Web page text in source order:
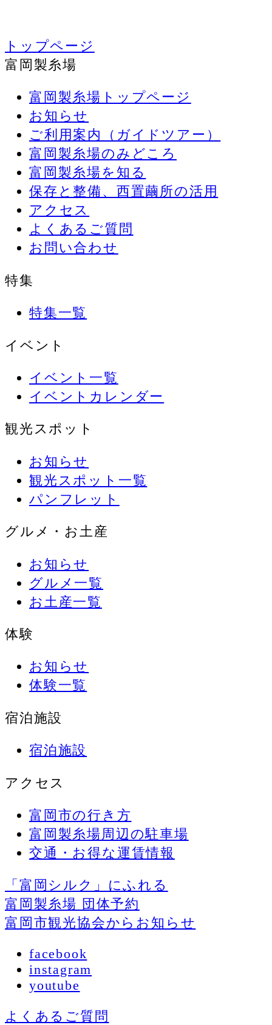
トップページ
富岡製糸場
富岡製糸場トップページ
お知らせ
ご利用案内（ガイドツアー）
富岡製糸場のみどころ
富岡製糸場を知る
保存と整備、西置繭所の活用
アクセス
よくあるご質問
お問い合わせ
特集
特集一覧
イベント
イベント一覧
イベントカレンダー
観光スポット
お知らせ
観光スポット一覧
パンフレット
グルメ・お土産
お知らせ
グルメ一覧
お土産一覧
体験
お知らせ
体験一覧
宿泊施設
宿泊施設
アクセス
富岡市の行き方
富岡製糸場周辺の駐車場
交通・お得な運賃情報
「富岡シルク」にふれる
富岡製糸場 団体予約
富岡市観光協会からお知らせ
facebook
instagram
youtube
よくあるご質問